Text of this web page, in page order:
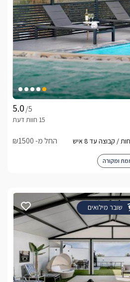
/5
החל מ- ₪1500
ומקורה
שובר מילואים